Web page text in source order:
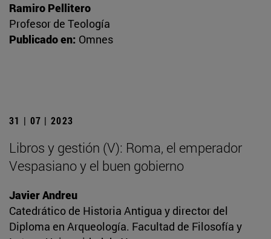
Ramiro Pellitero
Profesor de Teología
Publicado en: Omnes
31 | 07 | 2023
Libros y gestión (V): Roma, el emperador
Vespasiano y el buen gobierno
Javier Andreu
Catedrático de Historia Antigua y director del
Diploma en Arqueología. Facultad de Filosofía y